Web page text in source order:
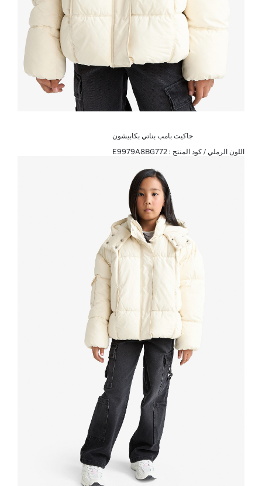
جاكيت بامب بناتي بكابيشون
اللون الرملي / كود المنتج : E9979A8BG772